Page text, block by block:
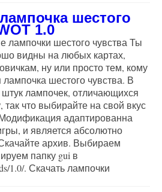
шестого
1.0
лампочки шестого чувства Ты
видны на любых картах,
ну или просто тем, кому
шестого чувства. В
лампочек, отличающихся
так что выбирайте на свой вкус
адаптированна
и является абсолютно
архив. Выбираем
папку gui в
1.0/. Скачать лампочки